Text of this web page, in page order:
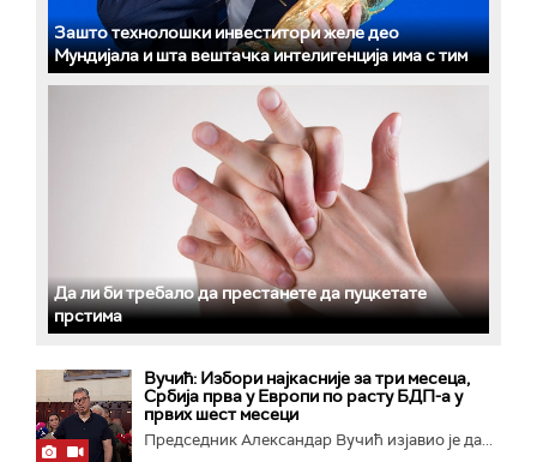
Зашто технолошки инвеститори желе део
Мундијала и шта вештачка интелигенција има с тим
Да ли би требало да престанете да пуцкетате
прстима
Вучић: Избори најкасније за три месеца,
Србија прва у Европи по расту БДП-а у
првих шест месеци
Председник Александар Вучић изјавио је да...